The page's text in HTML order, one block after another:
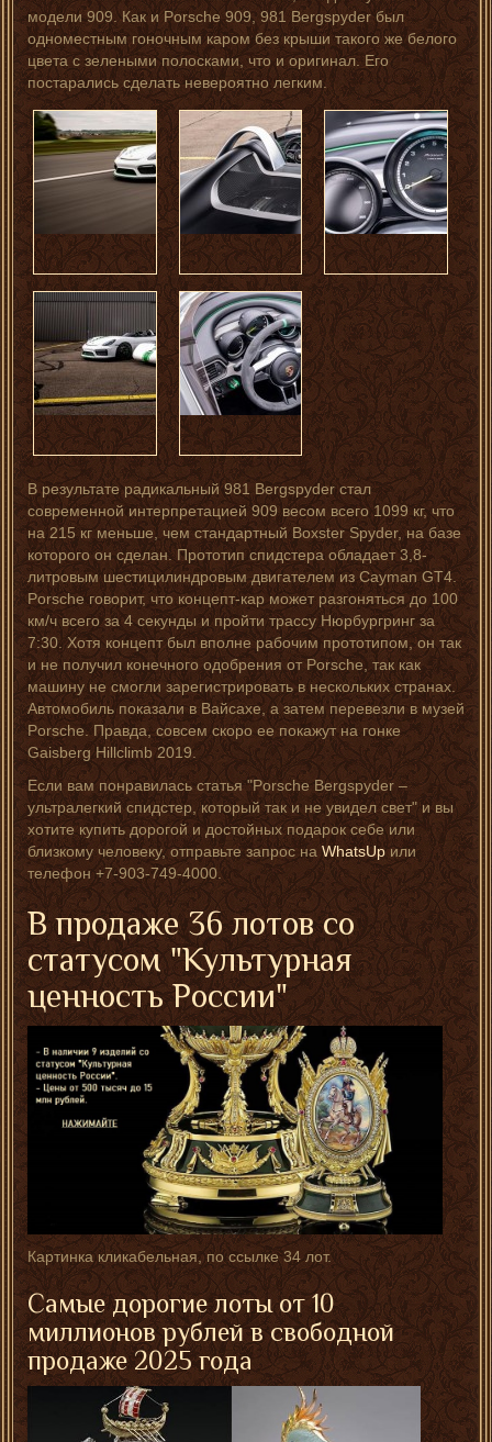
модели 909. Как и Porsche 909, 981 Bergspyder был
одноместным гоночным каром без крыши такого же белого
цвета с зелеными полосками, что и оригинал. Его
постарались сделать невероятно легким.
В результате радикальный 981 Bergspyder стал
современной интерпретацией 909 весом всего 1099 кг, что
на 215 кг меньше, чем стандартный Boxster Spyder, на базе
которого он сделан. Прототип спидстера обладает 3,8-
литровым шестицилиндровым двигателем из Cayman GT4.
Porsche говорит, что концепт-кар может разгоняться до 100
км/ч всего за 4 секунды и пройти трассу Нюрбургринг за
7:30. Хотя концепт был вполне рабочим прототипом, он так
и не получил конечного одобрения от Porsche, так как
машину не смогли зарегистрировать в нескольких странах.
Автомобиль показали в Вайсахе, а затем перевезли в музей
Porsche. Правда, совсем скоро ее покажут на гонке
Gaisberg Hillclimb 2019.
Если вам понравилась статья "Porsche Bergspyder –
ультралегкий спидстер, который так и не увидел свет" и вы
хотите купить дорогой и достойных подарок себе или
близкому человеку, отправьте запрос на WhatsUpили
телефон +7-903-749-4000.
В продаже 36 лотов со
статусом "Культурная
ценность России"
Картинка кликабельная, по ссылке 34 лот.
Самые дорогие лоты от 10
миллионов рублей в свободной
продаже 2025 года